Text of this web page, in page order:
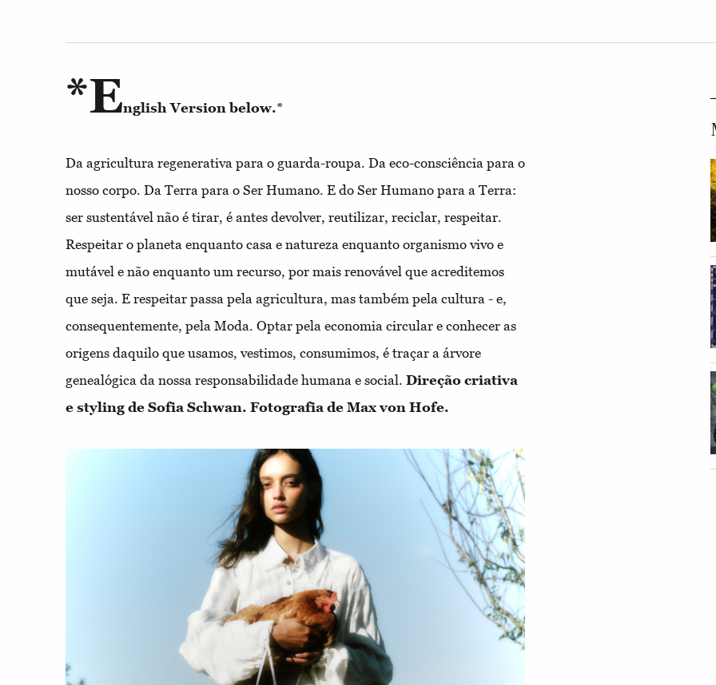
*English Version below.*
Da agricultura regenerativa para o guarda-roupa. Da eco-consciência para o
nosso corpo. Da Terra para o Ser Humano. E do Ser Humano para a Terra:
ser sustentável não é tirar, é antes devolver, reutilizar, reciclar, respeitar.
Respeitar o planeta enquanto casa e natureza enquanto organismo vivo e
mutável e não enquanto um recurso, por mais renovável que acreditemos
que seja. E respeitar passa pela agricultura, mas também pela cultura - e,
consequentemente, pela Moda. Optar pela economia circular e conhecer as
origens daquilo que usamos, vestimos, consumimos, é traçar a árvore
genealógica da nossa responsabilidade humana e social. Direção criativa
e styling de Sofia Schwan. Fotografia de Max von Hofe.